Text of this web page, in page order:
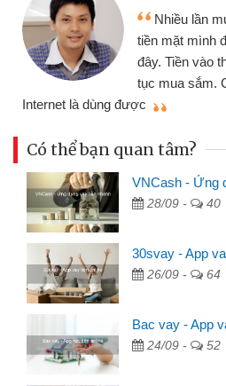
Nhiều lần
tiền mặt mình
đây. Tiền vào
tục mua sắm.
Internet là dùng được
Có thể bạn quan tâm?
VNCash - Ứng
28/09 - 40
30svay - App
26/09 - 64
Bac vay - App
24/09 - 52